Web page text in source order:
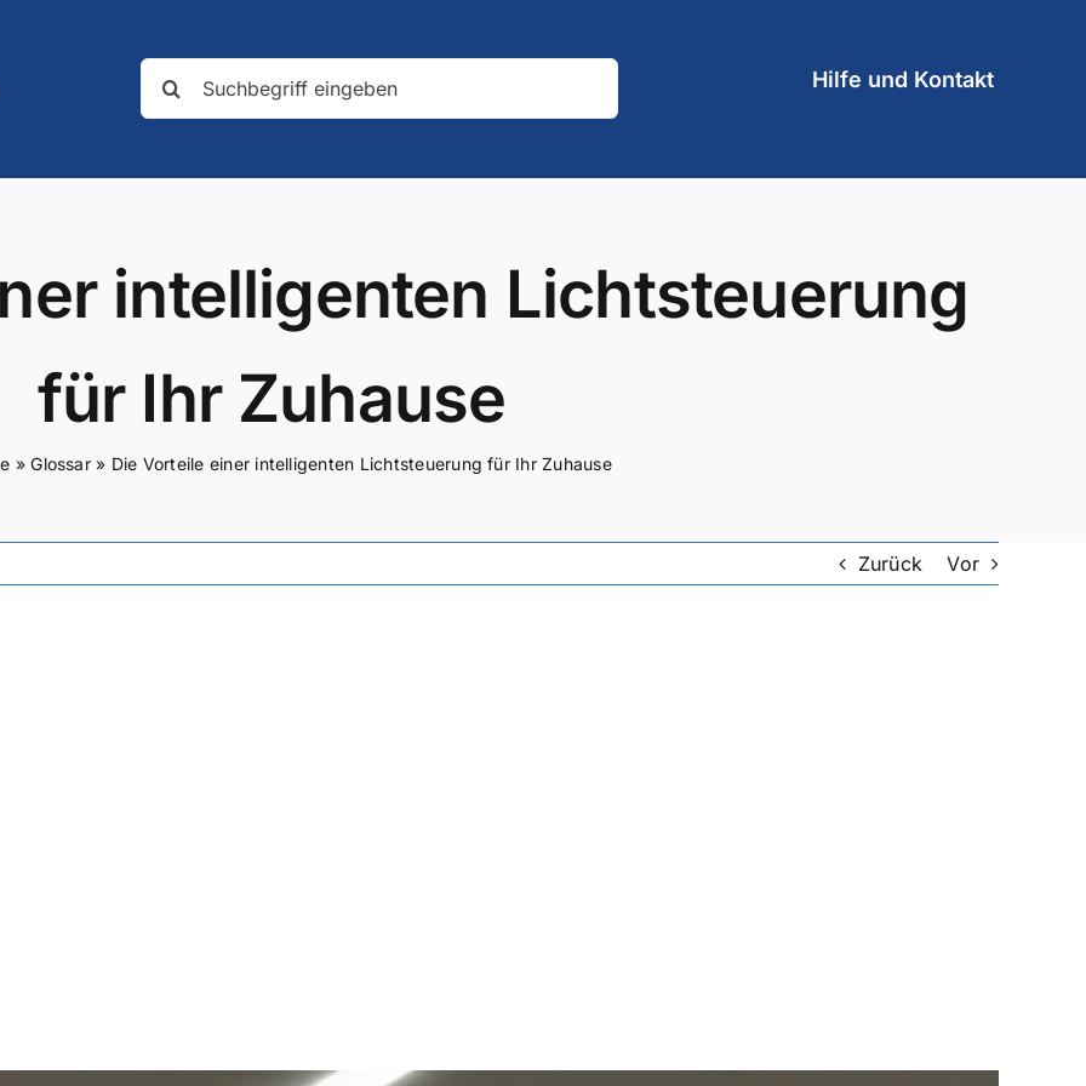
Suche
nach:
Hilfe und Kontakt
intelligenten Lichtsteuerung
für Ihr Zuhause
»Glossar» Die Vorteile einer intelligenten Lichtsteuerung für Ihr Zuhause
Zurück Vor